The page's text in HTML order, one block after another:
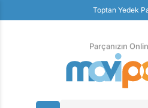
Toptan Yedek
Ücretsiz
Parçanızın